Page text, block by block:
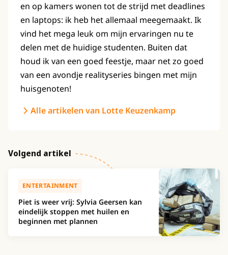
en op kamers wonen tot de strijd met deadlines
en laptops: ik heb het allemaal meegemaakt. Ik
vind het mega leuk om mijn ervaringen nu te
delen met de huidige studenten. Buiten dat
houd ik van een goed feestje, maar net zo goed
van een avondje realityseries bingen met mijn
huisgenoten!
Alle artikelen van Lotte Keuzenkamp
Volgend artikel
ENTERTAINMENT
Piet is weer vrij: Sylvia Geersen kan
eindelijk stoppen met huilen en
beginnen met plannen